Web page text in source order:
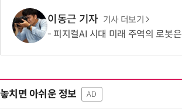
이동근 기자 기사 더보기
피지컬AI 시대 미래 주역의 로봇은
놓치면 아쉬운 정보 AD